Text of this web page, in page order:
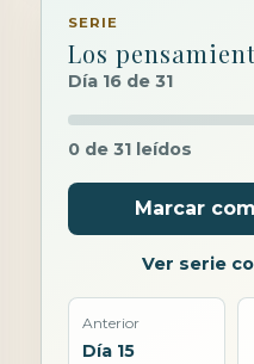
SERIE
Los
Día 16 de 31
0 de 31 leídos
Marcar
Ver serie
Anterior
Día 15